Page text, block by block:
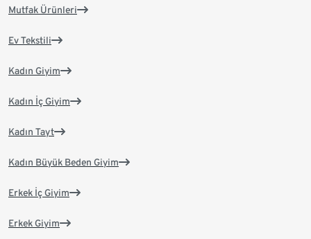
Mutfak Ürünleri
Ev Tekstili
Kadın Giyim
Kadın İç Giyim
Kadın Tayt
Kadın Büyük Beden Giyim
Erkek İç Giyim
Erkek Giyim